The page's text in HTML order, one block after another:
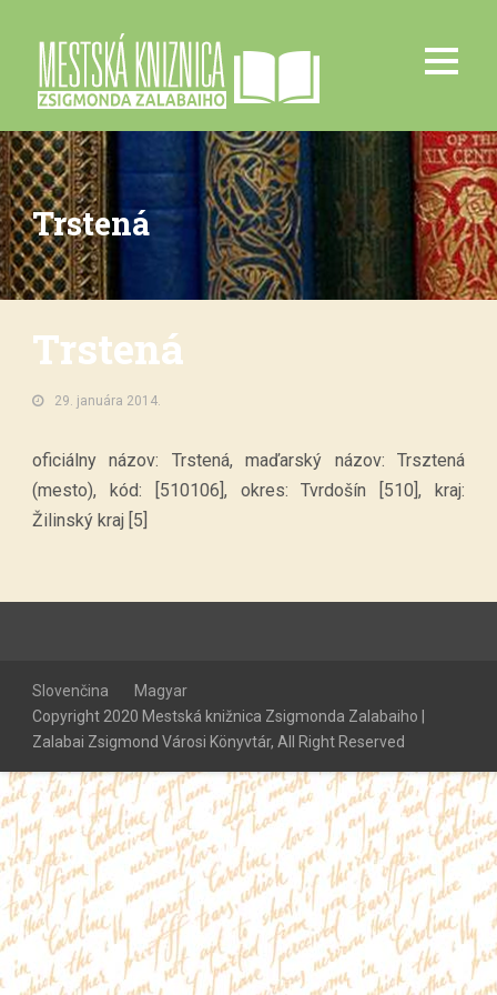
Trstená
Trstená
29. januára 2014.
oficiálny názov: Trstená, maďarský názov: Trsztená
(mesto), kód: [510106], okres: Tvrdošín [510], kraj:
Žilinský kraj [5]
Slovenčina
Magyar
Copyright 2020 Mestská knižnica Zsigmonda Zalabaiho |
Zalabai Zsigmond Városi Könyvtár, All Right Reserved